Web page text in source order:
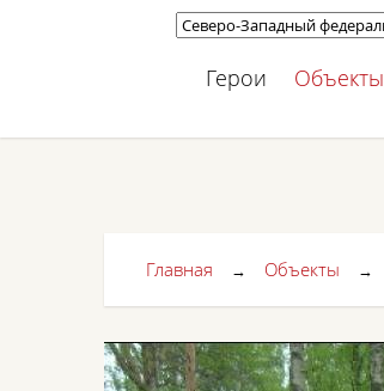
Герои Объекты
Главная → Объекты →